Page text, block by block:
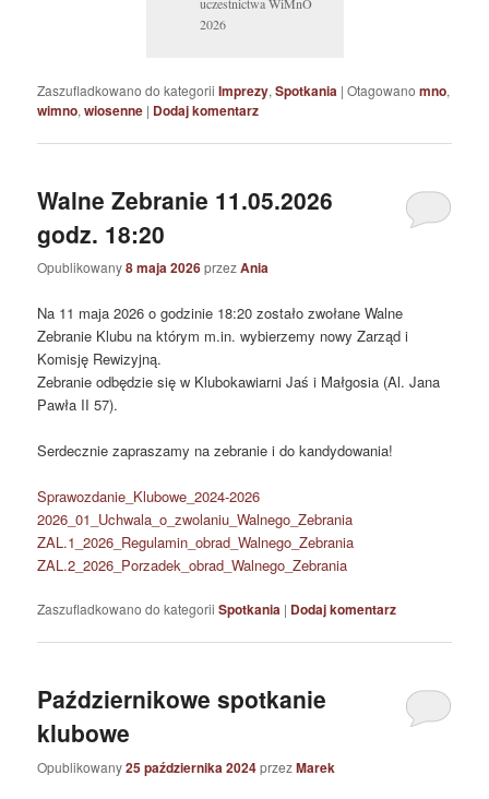
2026
Zaszufladkowano do kategorii Imprezy,Spotkania |Otagowano mno,
wimno,wiosenne | Dodaj komentarz
Walne Zebranie 11.05.2026
godz. 18:20
Opublikowany8 maja 2026przezAnia
Na 11 maja 2026 o godzinie 18:20 zostało zwołane Walne
Zebranie Klubu na którym m.in. wybierzemy nowy Zarząd i
Komisję Rewizyjną.
Zebranie odbędzie się w Klubokawiarni Jaś i Małgosia (Al. Jana
Pawła II 57).
Serdecznie zapraszamy na zebranie i do kandydowania!
Sprawozdanie_Klubowe_2024-2026
2026_01_Uchwala_o_zwolaniu_Walnego_Zebrania
ZAL.1_2026_Regulamin_obrad_Walnego_Zebrania
ZAL.2_2026_Porzadek_obrad_Walnego_Zebrania
Zaszufladkowano do kategorii Spotkania | Dodaj komentarz
Październikowe spotkanie
klubowe
Opublikowany25 października 2024przezMarek